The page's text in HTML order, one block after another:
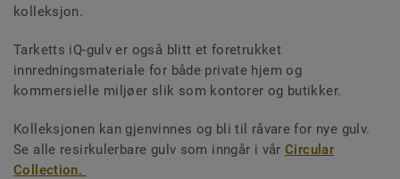
kolleksjon.
Tarketts iQ-gulv er også blitt et foretrukket
innredningsmateriale for både private hjem og
kommersielle miljøer slik som kontorer og butikker.
Kolleksjonen kan gjenvinnes og bli til råvare for nye gulv.
Se alle resirkulerbare gulv som inngår i vårCircular
Collection.